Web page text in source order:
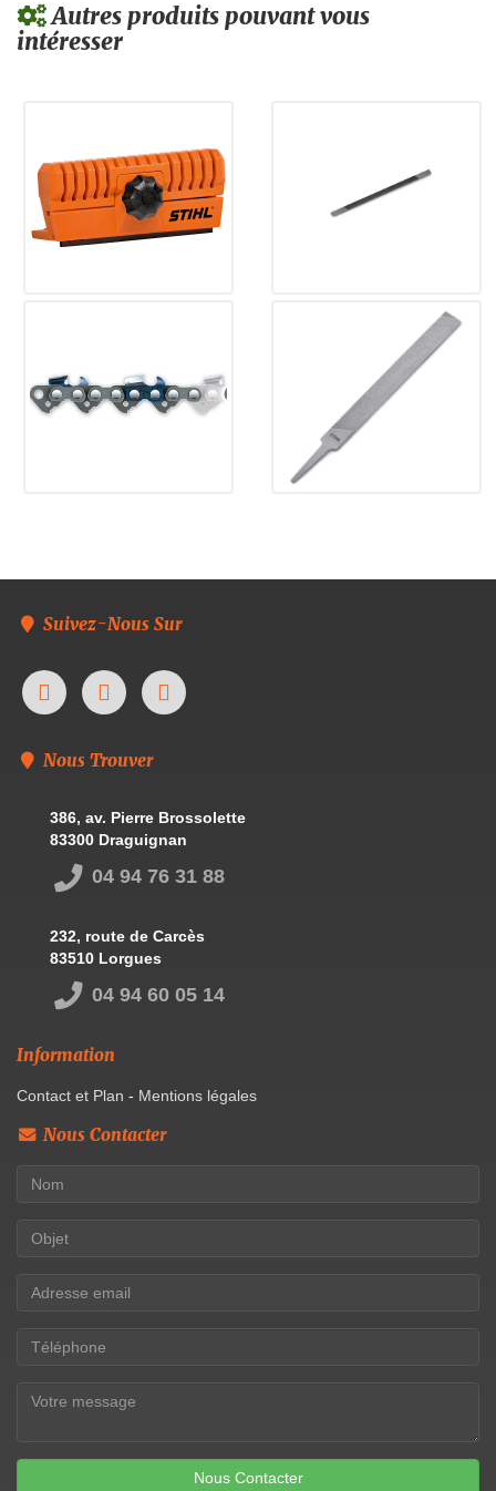
Autres produits pouvant vous
intéresser
Suivez-Nous Sur
Nous Trouver
386, av. Pierre Brossolette
83300 Draguignan
04 94 76 31 88
232, route de Carcès
83510 Lorgues
04 94 60 05 14
Information
Contact et Plan - Mentions légales
Nous Contacter
Nous Contacter